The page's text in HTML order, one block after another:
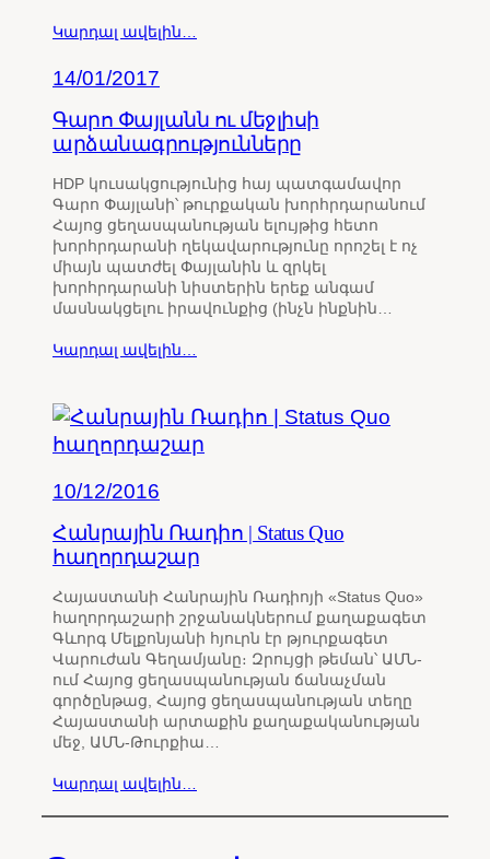
Կարդալ ավելին…
14/01/2017
Գարո Փայլանն ու մեջլիսի
արձանագրությունները
HDP կուսակցությունից հայ պատգամավոր
Գարո Փայլանի՝ թուրքական խորհրդարանում
Հայոց ցեղասպանության ելույթից հետո
խորհրդարանի ղեկավարությունը որոշել է ոչ
միայն պատժել Փայլանին և զրկել
խորհրդարանի նիստերին երեք անգամ
մասնակցելու իրավունքից (ինչն ինքնին…
Կարդալ ավելին…
10/12/2016
Հանրային Ռադիո | Status Quo
հաղորդաշար
Հայաստանի Հանրային Ռադիոյի «Status Quo»
հաղորդաշարի շրջանակներում քաղաքագետ
Գևորգ Մելքոնյանի հյուրն էր թյուրքագետ
Վարուժան Գեղամյանը։ Զրույցի թեման՝ ԱՄՆ-
ում Հայոց ցեղասպանության ճանաչման
գործընթաց, Հայոց ցեղասպանության տեղը
Հայաստանի արտաքին քաղաքականության
մեջ, ԱՄՆ-Թուրքիա…
Կարդալ ավելին…